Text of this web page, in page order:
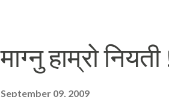
पनि चिनिन्छ । देशभर मै छन्त्यालहरुको
गरिन्छ । यसर्थ ः छन्त्यालहरुको सघन
साँस्कृतिक चालचलनलाई पनि
माग्नु हाम्रो
September 09, 2009